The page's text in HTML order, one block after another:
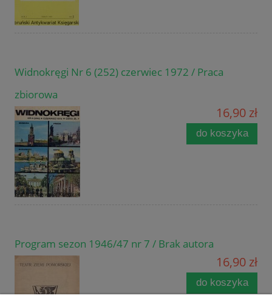
Widnokręgi Nr 6 (252) czerwiec 1972 / Praca
zbiorowa
16,90 zł
do koszyka
Program sezon 1946/47 nr 7 / Brak autora
16,90 zł
do koszyka